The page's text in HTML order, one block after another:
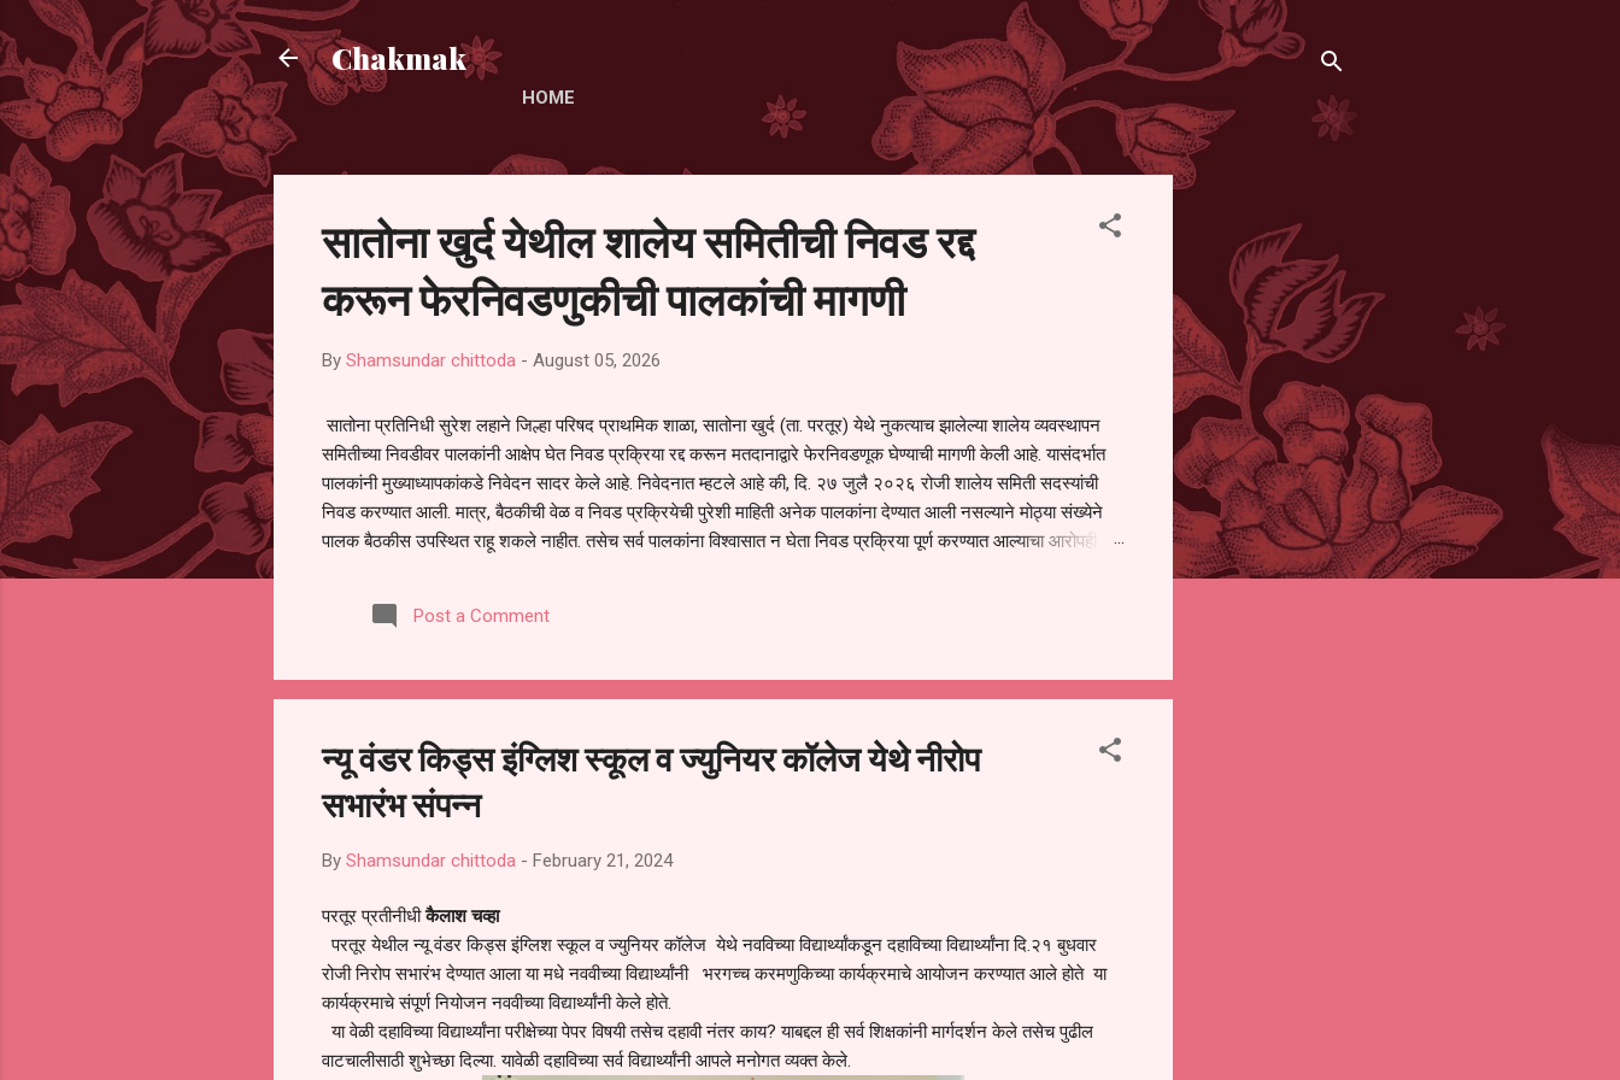
Chakmak
HOME
सातोना खुर्द येथील शालेय समितीची निवड रद्द
करून फेरनिवडणुकीची पालकांची मागणी
By Shamsundar chittoda - August 05, 2026
सातोना प्रतिनिधी सुरेश लहाने जिल्हा परिषद प्राथमिक शाळा, सातोना खुर्द (ता. परतूर) येथे नुकत्याच झालेल्या शालेय व्यवस्थापन
समितीच्या निवडीवर पालकांनी आक्षेप घेत निवड प्रक्रिया रद्द करून मतदानाद्वारे फेरनिवडणूक घेण्याची मागणी केली आहे. यासंदर्भात
पालकांनी मुख्याध्यापकांकडे निवेदन सादर केले आहे. निवेदनात म्हटले आहे की, दि. २७ जुलै २०२६ रोजी शालेय समिती सदस्यांची
निवड करण्यात आली. मात्र, बैठकीची वेळ व निवड प्रक्रियेची पुरेशी माहिती अनेक पालकांना देण्यात आली नसल्याने मोठ्या संख्येने
पालक बैठकीस उपस्थित राहू शकले नाहीत. तसेच सर्व पालकांना विश्वासात न घेता निवड प्रक्रिया पूर्ण करण्यात आल्याचा आरोपही
समितीची फेरनिवडणूक घेण्यात यावी, अशी मागणी पालकांनी केली आहे. या निवेदनाच्या प्रती जिल्हा शिक्षण अधिकारी (प्राथमिक),
जालना तसेच तालुका शिक्षण अधिकारी, परतूर यांनाही पाठविण्यात आल्या असून प्रशासन याबाबत काय निर्णय घेते, याकडे पालकांचे
Post a Comment
न्यू वंडर किड्स इंग्लिश स्कूल व ज्युनियर कॉलेज येथे नीरोप
सभारंभ संपन्न
By Shamsundar chittoda - February 21, 2024
परतूर प्रतीनीधीकैलाश चव्हा
परतूर येथील न्यू वंडर किड्स इंग्लिश स्कूल व ज्युनियर कॉलेज येथे नवविच्या विद्यार्थ्यांकडून दहाविच्या विद्यार्थ्यांना दि.२१ बुधवार
रोजी निरोप सभारंभ देण्यात आला या मधे नववीच्या विद्यार्थ्यांनी भरगच्च करमणुकिच्या कार्यक्रमाचे आयोजन करण्यात आले होते या
कार्यक्रमाचे संपूर्ण नियोजन नववीच्या विद्यार्थ्यांनी केले होते.
या वेळी दहाविच्या विद्यार्थ्यांना परीक्षेच्या पेपर विषयी तसेच दहावी नंतर काय? याबद्दल ही सर्व शिक्षकांनी मार्गदर्शन केले तसेच पुढील
वाटचालीसाठी शुभेच्छा दिल्या. यावेळी दहाविच्या सर्व विद्यार्थ्यांनी आपले मनोगत व्यक्त केले.